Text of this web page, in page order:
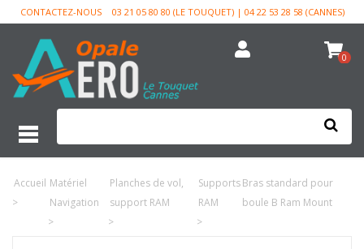
CONTACTEZ-NOUS 03 21 05 80 80 (LE TOUQUET) | 04 22 53 28 58 (CANNES)
0
Accueil
>
Matériel
Navigation
>
Planches de vol,
support RAM
>
Supports
RAM
>
Bras standard pour
boule B Ram Mount